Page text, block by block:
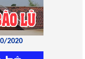
2020